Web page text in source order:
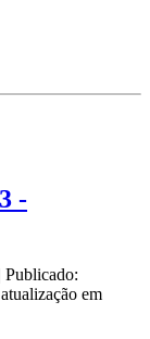
-
Publicado:
em